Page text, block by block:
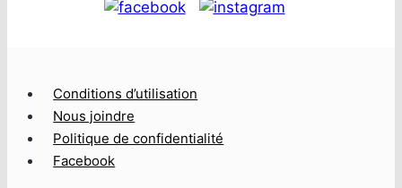
Conditions d’utilisation
Nous joindre
Politique de confidentialité
Facebook